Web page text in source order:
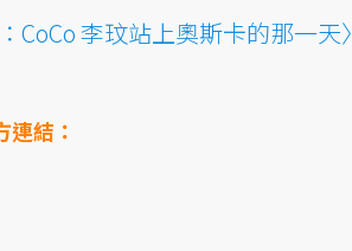
CoCo 李玟站上奧斯卡的那一天〉
結：